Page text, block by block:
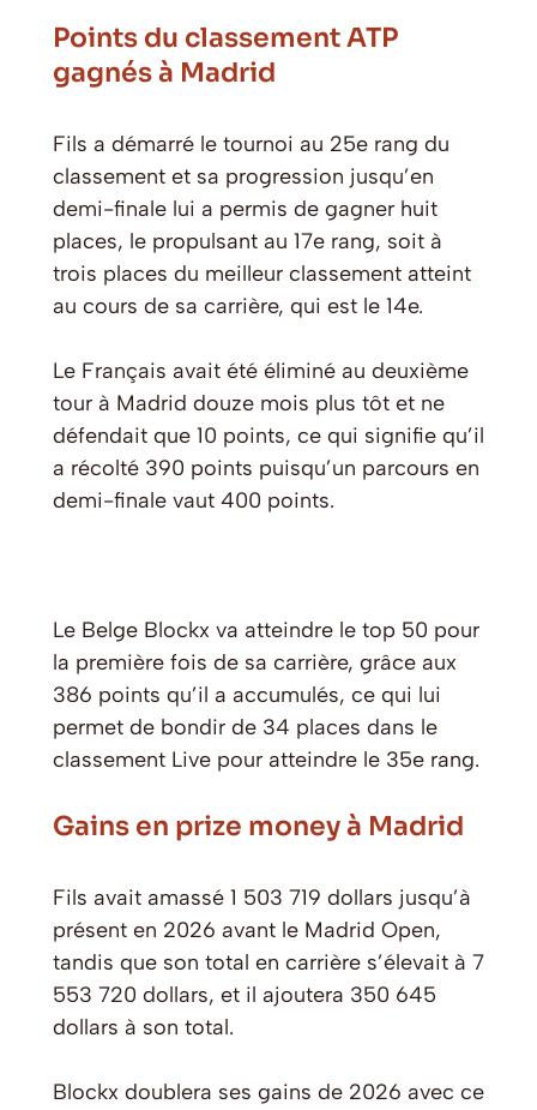
Points du classement ATP
gagnés à Madrid
Fils a démarré le tournoi au 25e rang du
classement et sa progression jusqu’en
demi-finale lui a permis de gagner huit
places, le propulsant au 17e rang, soit à
trois places du meilleur classement atteint
au cours de sa carrière, qui est le 14e.
Le Français avait été éliminé au deuxième
tour à Madrid douze mois plus tôt et ne
défendait que 10 points, ce qui signifie qu’il
a récolté 390 points puisqu’un parcours en
demi-finale vaut 400 points.
Le Belge Blockx va atteindre le top 50 pour
la première fois de sa carrière, grâce aux
386 points qu’il a accumulés, ce qui lui
permet de bondir de 34 places dans le
classement Live pour atteindre le 35e rang.
Gains en prize money à Madrid
Fils avait amassé 1 503 719 dollars jusqu’à
présent en 2026 avant le Madrid Open,
tandis que son total en carrière s’élevait à 7
553 720 dollars, et il ajoutera 350 645
dollars à son total.
Blockx doublera ses gains de 2026 avec ce